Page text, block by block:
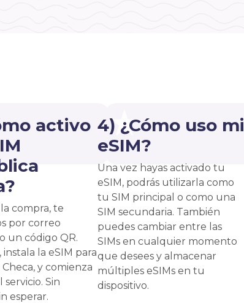
activo
compra, te
por correo
un código QR.
instala la eSIM para
y comienza
Sin
esperar.
4) ¿Cómo uso mi
eSIM?
Una vez hayas activado tu
eSIM, podrás utilizarla como
tu SIM principal o como una
SIM secundaria. También
puedes cambiar entre las
SIMs en cualquier momento
que desees y almacenar
múltiples eSIMs en tu
dispositivo.